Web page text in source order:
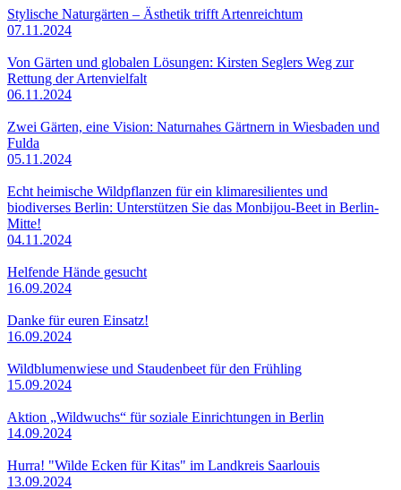
Stylische Naturgärten – Ästhetik trifft Artenreichtum
07.11.2024
Von Gärten und globalen Lösungen: Kirsten Seglers Weg zur
Rettung der Artenvielfalt
06.11.2024
Zwei Gärten, eine Vision: Naturnahes Gärtnern in Wiesbaden und
Fulda
05.11.2024
Echt heimische Wildpflanzen für ein klimaresilientes und
biodiverses Berlin: Unterstützen Sie das Monbijou-Beet in Berlin-
Mitte!
04.11.2024
Helfende Hände gesucht
16.09.2024
Danke für euren Einsatz!
16.09.2024
Wildblumenwiese und Staudenbeet für den Frühling
15.09.2024
Aktion „Wildwuchs“ für soziale Einrichtungen in Berlin
14.09.2024
Hurra! "Wilde Ecken für Kitas" im Landkreis Saarlouis
13.09.2024